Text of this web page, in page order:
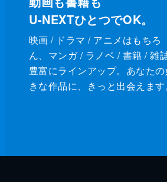
U-NEXTひとつでOK。
映画 / ドラマ / アニメはもちろ
ん、マンガ / ラノベ / 書籍 / 雑
豊富にラインアップ。あなた
きな作品に、きっと出会えます